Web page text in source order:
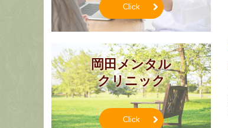
Click
岡田メンタル
クリニック
Click